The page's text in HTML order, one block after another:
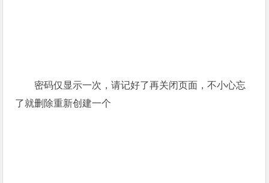
密码仅显示一次，请记好了再关闭页面，不小心忘
了就删除重新创建一个